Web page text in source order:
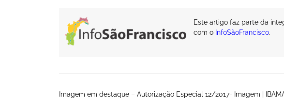
Este artigo faz parte da
com o InfoSãoFrancisco.
Imagem em destaque – Autorização Especial 12/2017- Imagem |